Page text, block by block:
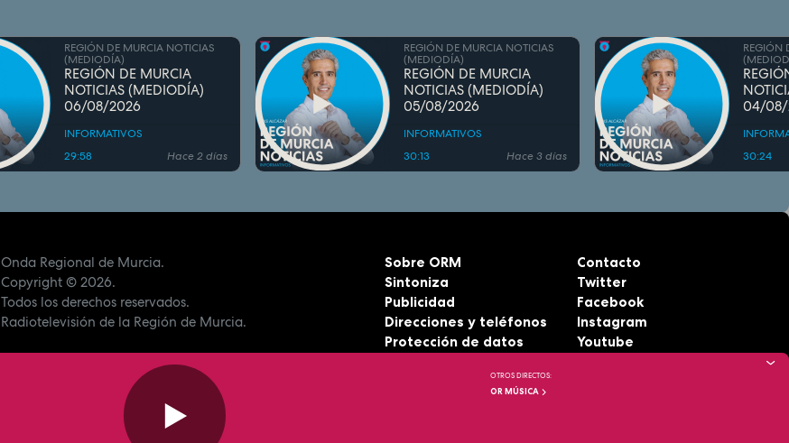
REGIÓN DE MURCIA NOTICIAS
(MEDIODÍA)
REGIÓN DE MURCIA
NOTICIAS (MEDIODÍA)
06/08/2026
INFORMATIVOS
29:58
Hace 2 días
REGIÓN DE MURCIA NOTICIAS
(MEDIODÍA)
REGIÓN DE MURCIA
NOTICIAS (MEDIODÍA)
05/08/2026
INFORMATIVOS
30:13
Hace 3 días
REGIÓN
04/
30:24
Onda Regional de Murcia.
Copyright© 2026.
Todos los derechos reservados.
Radiotelevisión de la Región de Murcia.
Sobre ORM
Sintoniza
Publicidad
Direcciones y teléfonos
Protección de datos
Contacto
Twitter
Facebook
Instagram
Youtube
OTROS DIRECTOS:
OR MÚSICA